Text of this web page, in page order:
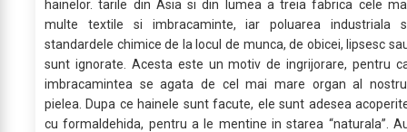
hainelor. tarile din Asia si din lumea a treia fabrica cele
multe textile si imbracaminte, iar poluarea industriala
standardele chimice de la locul de munca, de obicei, lipsesc
sunt ignorate. Acesta este un motiv de ingrijorare, pentru
imbracamintea se agata de cel mai mare organ al
pielea. Dupa ce hainele sunt facute, ele sunt adesea
cu formaldehida, pentru a le mentine in starea “naturala”.